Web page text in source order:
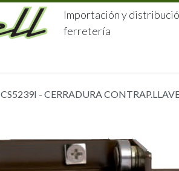
Importación y
ferretería
CS5239I - CERRADURA